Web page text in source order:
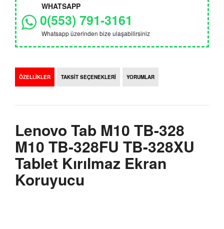
WHATSAPP
0(553) 791-3161
Whatsapp üzerinden bize ulaşabilirsiniz
ÖZELLİKLER TAKSİT SEÇENEKLERİ YORUMLAR
Lenovo Tab M10 TB-328
M10 TB-328FU TB-328XU
Tablet Kırılmaz Ekran
Koruyucu